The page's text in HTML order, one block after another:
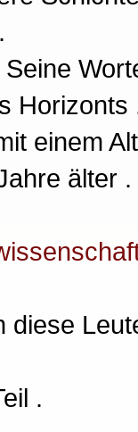
Horizonts
einem
älter .
diese
.